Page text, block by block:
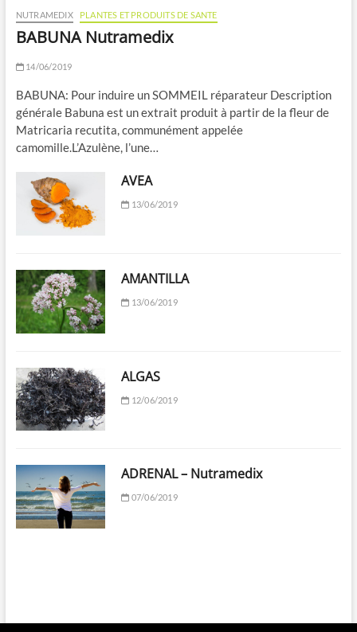
NUTRAMEDIX PLANTES ET PRODUITS DE SANTE
BABUNA Nutramedix
14/06/2019
BABUNA: Pour induire un SOMMEIL réparateur Description
générale Babuna est un extrait produit à partir de la fleur de
Matricaria recutita, communément appelée
camomille.L’Azulène, l’une…
AVEA
13/06/2019
AMANTILLA
13/06/2019
ALGAS
12/06/2019
ADRENAL – Nutramedix
07/06/2019